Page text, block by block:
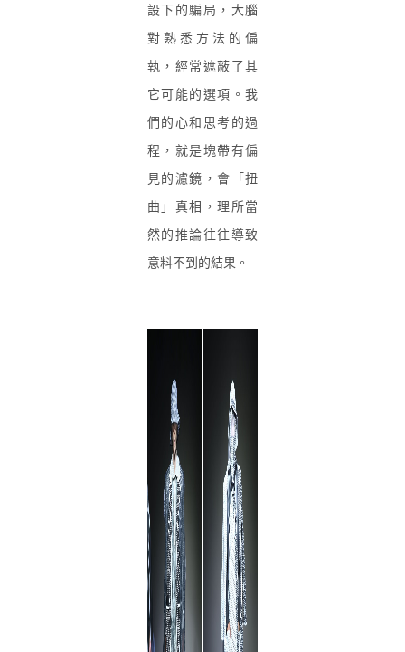
設下的騙局，大腦
對熟悉方法的偏
執，經常遮蔽了其
它可能的選項。我
們的心和思考的過
程，就是塊帶有偏
見的濾鏡，會「扭
曲」真相，理所當
然的推論往往導致
意料不到的結果。